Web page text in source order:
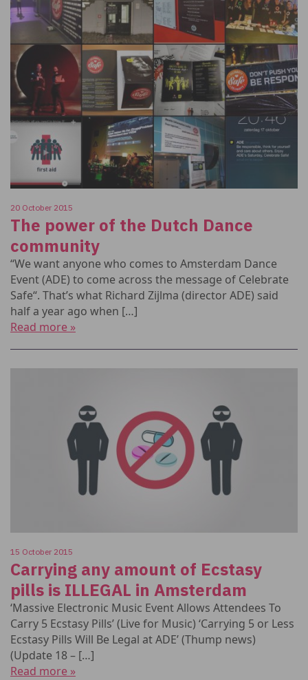
20 October 2015
The power of the Dutch Dance
community
“We want anyone who comes to Amsterdam Dance
Event (ADE) to come across the message of Celebrate
Safe“. That’s what Richard Zijlma (director ADE) said
half a year ago when […]
Read more »
15 October 2015
Carrying any amount of Ecstasy
pills is ILLEGAL in Amsterdam
‘Massive Electronic Music Event Allows Attendees To
Carry 5 Ecstasy Pills’ (Live for Music) ‘Carrying 5 or Less
Ecstasy Pills Will Be Legal at ADE’ (Thump news)
(Update 18 – […]
Read more »